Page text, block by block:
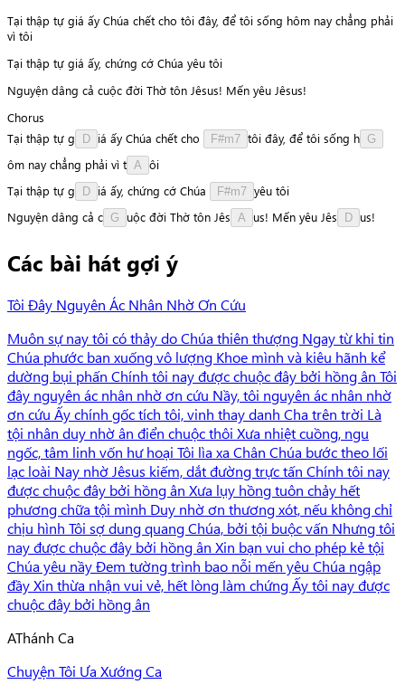
Tại thập tự giá ấy Chúa chết cho tôi đây, để tôi sống hôm nay chẳng phải
vì tôi
Tại thập tự giá ấy, chứng cớ Chúa yêu tôi
Nguyện dâng cả cuộc đời Thờ tôn Jêsus! Mến yêu Jêsus!
Chorus
Tại thập tự g D iá ấy Chúa chết cho F#m7 tôi đây, để tôi sống h G
ôm nay chẳng phải vì t A ôi
Tại thập tự g D iá ấy, chứng cớ Chúa F#m7 yêu tôi
Nguyện dâng cả c G uộc đời Thờ tôn Jês A us! Mến yêu Jês D us!
Các bài hát gợi ý
Tôi Đây Nguyên Ác Nhân Nhờ Ơn Cứu
Muôn sự nay tôi có thảy do Chúa thiên thượng Ngay từ khi tin
Chúa phước ban xuống vô lượng Khoe mình và kiêu hãnh kể
dường bụi phấn Chính tôi nay được chuộc đây bởi hồng ân Tôi
đây nguyên ác nhân nhờ ơn cứu Nầy, tôi nguyên ác nhân nhờ
ơn cứu Ấy chính gốc tích tôi, vinh thay danh Cha trên trời Là
tội nhân duy nhờ ân điển chuộc thôi Xưa nhiệt cuồng, ngu
ngốc, tâm linh vốn hư hoại Tôi lìa xa Chân Chúa bước theo lối
lạc loài Nay nhờ Jêsus kiếm, dắt đường trực tấn Chính tôi nay
được chuộc đây bởi hồng ân Xưa lụy hồng tuôn chảy hết
phương chữa tội mình Duy nhờ ơn thương xót, nếu không chỉ
chịu hình Tôi sợ dung quang Chúa, bởi tội buộc vấn Nhưng tôi
nay được chuộc đây bởi hồng ân Xin bạn vui cho phép kẻ tội
Chúa yêu nầy Đem tường trình bao nỗi mến yêu Chúa ngập
đầy Xin thừa nhận vui vẻ, hết lòng làm chứng Ấy tôi nay được
chuộc đây bởi hồng ân
AThánh Ca
Chuyện Tôi Ưa Xướng Ca